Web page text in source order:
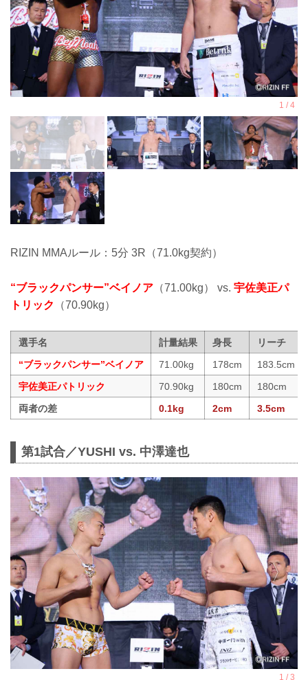
RIZIN MMAルール：5分 3R（71.0kg契約）
“ブラックパンサー”ベイノア （71.00kg） vs. 宇佐美正パ
トリック
（70.90kg）
選手名 計量結果 身長
リーチ
“ブラックパンサー”ベイノア
71.00kg 178cm
183.5cm
宇佐美正パトリック
70.90kg 180cm
180cm
両者の差
0.1kg 2cm 3.5cm
第1試合／YUSHI vs. 中澤達也